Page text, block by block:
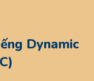
Dynamic